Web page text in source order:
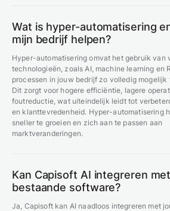
Wat is hyper-automatisering
mijn bedrijf helpen?
Hyper-automatisering omvat het gebruik van
technologieën, zoals AI, machine learning en
processen in jouw bedrijf zo volledig mogelijk
Dit zorgt voor hogere efficiëntie, lagere
foutreductie, wat uiteindelijk leidt tot
en klanttevredenheid. Hyper-automatisering
sneller te groeien en zich aan te passen aan
marktveranderingen.
Kan Capisoft AI integreren
bestaande software?
Ja, Capisoft kan AI naadloos integreren met